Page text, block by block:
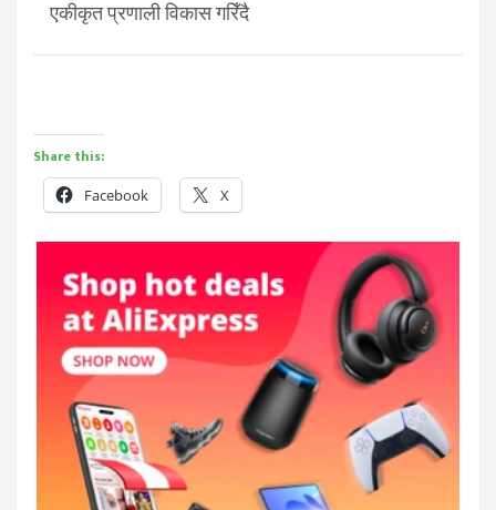
एकीकृत प्रणाली विकास गरिँदै
Share this:
Facebook X